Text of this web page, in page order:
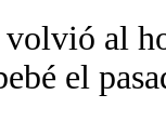
al
el